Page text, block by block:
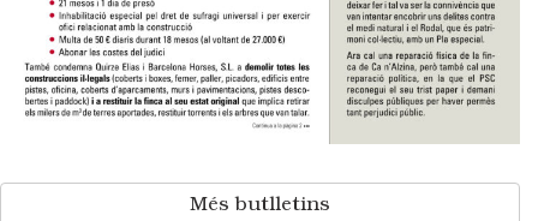
Més butlletins